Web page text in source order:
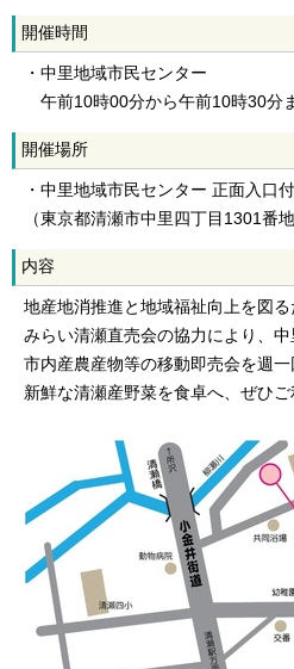
開催時間
・中里地域市民センター
午前10時00分から午前10時30分
開催場所
・中里地域市民センター 正面入口
（東京都清瀬市中里四丁目1301番地
内容
地産地消推進と地域福祉向上を図
みらい清瀬直売会の協力により、
市内産農産物等の移動即売会を週一
新鮮な清瀬産野菜を食卓へ、ぜひご